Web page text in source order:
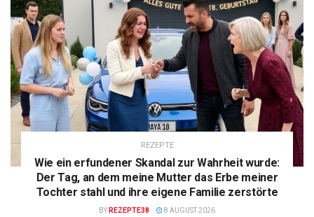
REZEPTE
Wie ein erfundener Skandal zur Wahrheit wurde:
Der Tag, an dem meine Mutter das Erbe meiner
Tochter stahl und ihre eigene Familie zerstörte
BY REZEPTE38 8 AUGUST 2026